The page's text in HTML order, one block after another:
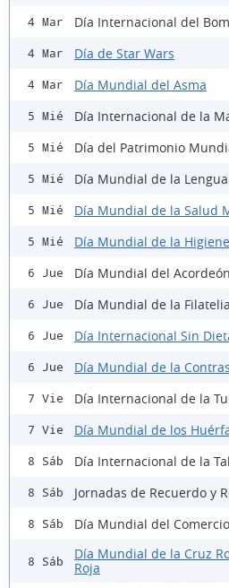
4 Mar Día Internacional del
4 Mar Día de Star Wars
4 Mar Día Mundial del Asma
5 Mié Día Internacional de la
5 Mié Día del Patrimonio
5 Mié Día Mundial de la
5 Mié Día Mundial de la Salud
5 Mié Día Mundial de la
6 Jue Día Mundial del Acordeón
6 Jue Día Mundial de la Filatelia
6 Jue Día Internacional Sin
6 Jue Día Mundial de la
7 Vie Día Internacional de la
7 Vie Día Mundial de los
8 Sáb Día Internacional de la
8 Sáb Jornadas de Recuerdo y
8 Sáb Día Mundial del
8 Sáb
Día Mundial de la Cruz
Roja